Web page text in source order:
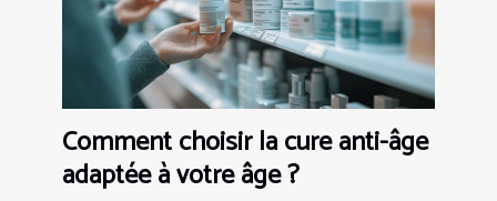
Comment choisir la cure anti-âge
adaptée à votre âge ?